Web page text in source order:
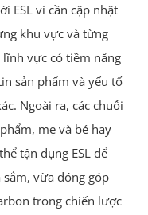
ESL vì cần cập nhật
khu vực và từng
vực có tiềm năng
sản phẩm và yếu tố
Ngoài ra, các chuỗi
mẹ và bé hay
tận dụng ESL để
vừa đóng góp
trong chiến lược